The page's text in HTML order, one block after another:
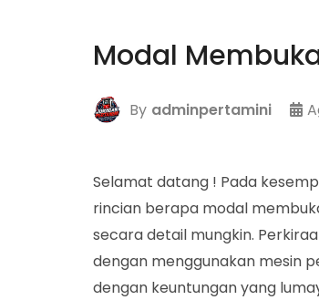
Modal
By adminpertamini
Selamat datang ! Pada
rincian berapa modal
secara detail mungkin.
dengan menggunakan mesin
dengan keuntungan yang